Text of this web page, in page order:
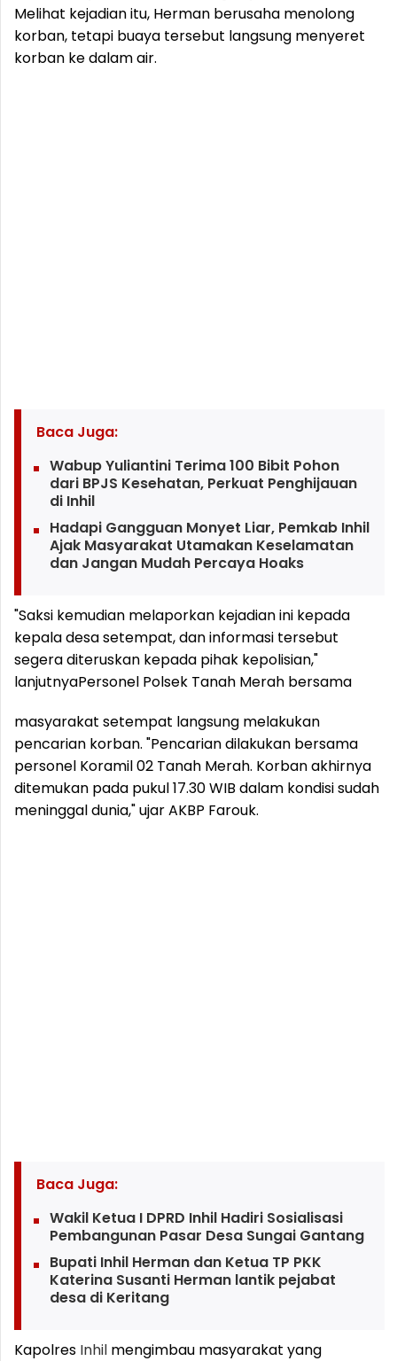
Melihat kejadian itu, Herman berusaha menolong
korban, tetapi buaya tersebut langsung menyeret
korban ke dalam air.
Baca Juga:
Wabup Yuliantini Terima 100 Bibit Pohon
dari BPJS Kesehatan, Perkuat Penghijauan
di Inhil
Hadapi Gangguan Monyet Liar, Pemkab Inhil
Ajak Masyarakat Utamakan Keselamatan
dan Jangan Mudah Percaya Hoaks
"Saksi kemudian melaporkan kejadian ini kepada
kepala desa setempat, dan informasi tersebut
segera diteruskan kepada pihak kepolisian,"
lanjutnyaPersonel Polsek Tanah Merah bersama
masyarakat setempat langsung melakukan
pencarian korban. "Pencarian dilakukan bersama
personel Koramil 02 Tanah Merah. Korban akhirnya
ditemukan pada pukul 17.30 WIB dalam kondisi sudah
meninggal dunia," ujar AKBP Farouk.
Baca Juga:
Wakil Ketua I DPRD Inhil Hadiri Sosialisasi
Pembangunan Pasar Desa Sungai Gantang
Bupati Inhil Herman dan Ketua TP PKK
Katerina Susanti Herman lantik pejabat
desa di Keritang
Kapolres Inhil mengimbau masyarakat yang